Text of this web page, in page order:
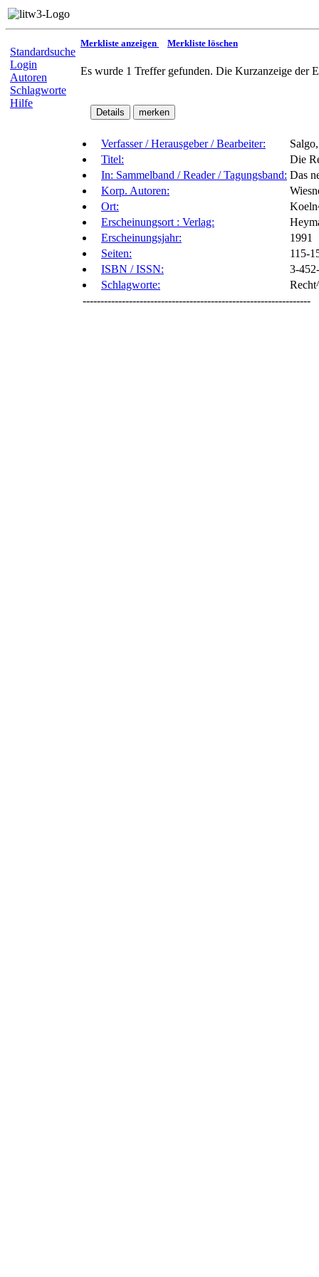
Standardsuche
Login
Autoren
Schlagworte
Hilfe
Merkliste anzeigen Merkliste löschen
Es wurde 1 Treffer gefunden. Die Kurzanzeige der
Verfasser / Herausgeber / Bearbeiter:
Titel:
Die
In: Sammelband / Reader / Tagungsband: Das
Korp. Autoren:
Ort:
Erscheinungsort : Verlag:
Erscheinungsjahr:
1991
Seiten:
115-
ISBN / ISSN:
3-
Schlagworte:
----------------------------------------------------------------